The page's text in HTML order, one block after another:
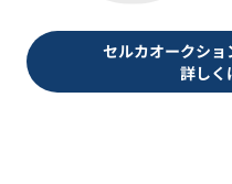
セルカオークシ
詳しく